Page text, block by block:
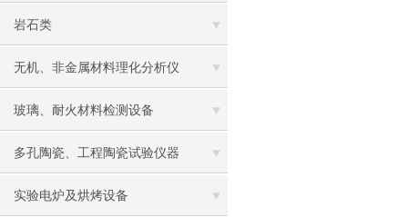
岩石类
无机、非金属材料理化分析仪
玻璃、耐火材料检测设备
多孔陶瓷、工程陶瓷试验仪器
实验电炉及烘烤设备